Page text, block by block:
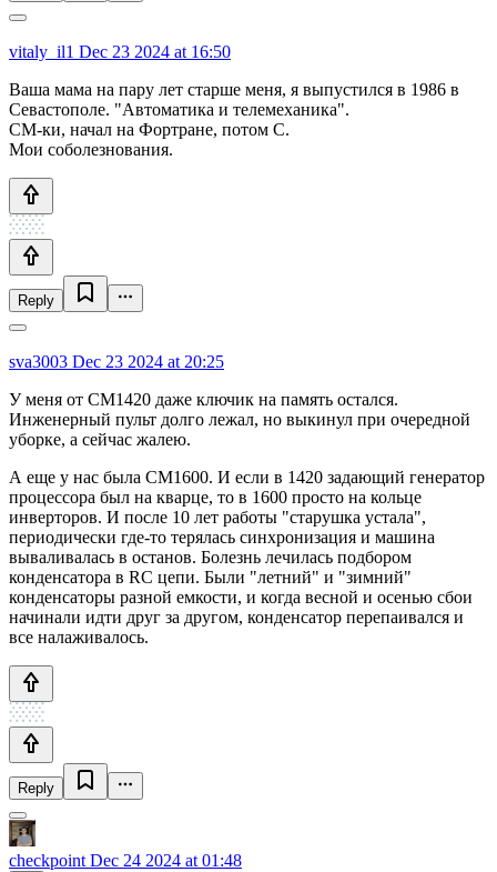
vitaly_il1 Dec 23 2024 at 16:50
Ваша мама на пару лет старше меня, я выпустился в 1986 в
Севастополе. "Автоматика и телемеханика".
СМ-ки, начал на Фортране, потом С.
Мои соболезнования.
Reply
sva3003 Dec 23 2024 at 20:25
У меня от СМ1420 даже ключик на память остался.
Инженерный пульт долго лежал, но выкинул при очередной
уборке, а сейчас жалею.
А еще у нас была СМ1600. И если в 1420 задающий генератор
процессора был на кварце, то в 1600 просто на кольце
инверторов. И после 10 лет работы "старушка устала",
периодически где-то терялась синхронизация и машина
вываливалась в останов. Болезнь лечилась подбором
конденсатора в RC цепи. Были "летний" и "зимний"
конденсаторы разной емкости, и когда весной и осенью сбои
начинали идти друг за другом, конденсатор перепаивался и
все налаживалось.
Reply
checkpoint Dec 24 2024 at 01:48